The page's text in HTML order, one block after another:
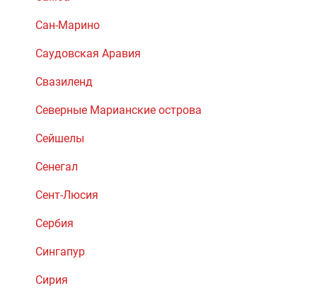
Сан-Марино
Саудовская Аравия
Свазиленд
Северные Марианские острова
Сейшелы
Сенегал
Сент-Люсия
Сербия
Сингапур
Сирия